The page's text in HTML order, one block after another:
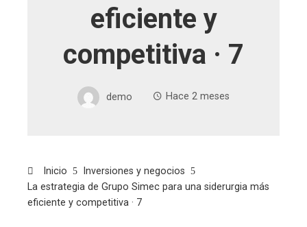
eficiente y
competitiva · 7
demo Hace 2 meses
Inicio
Inversiones y negocios
La estrategia de Grupo Simec para una siderurgia más
eficiente y competitiva · 7